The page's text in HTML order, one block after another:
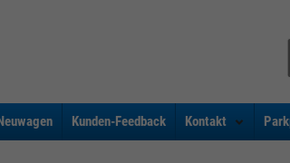
Kunden-Feedback Kontakt